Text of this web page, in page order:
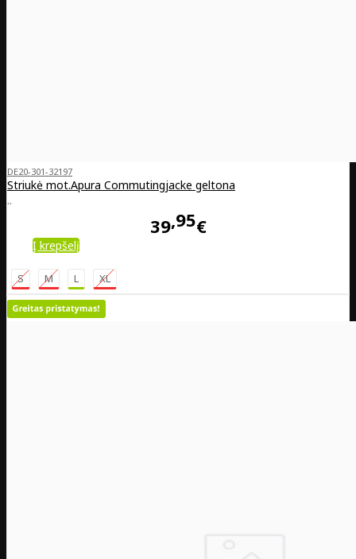
DE20-301-32197
Striukė mot.Apura Commutingjacke geltona
..
39 95€
Į krepšelį
S M L XL